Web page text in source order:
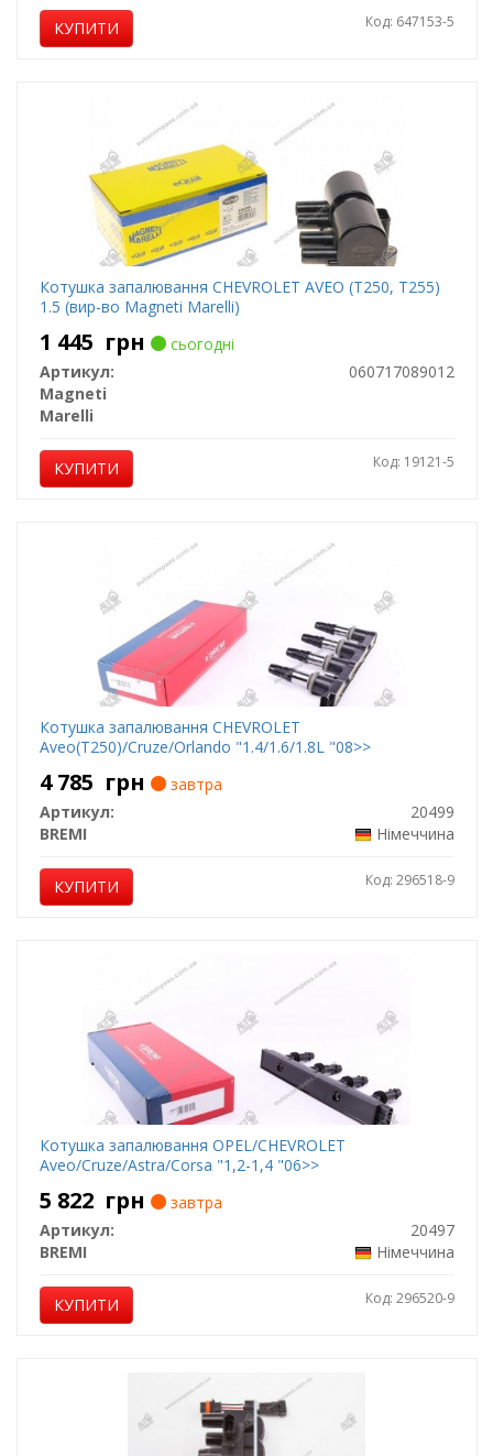
КУПИТИ Код: 647153-5
Котушка запалювання CHEVROLET AVEO (T250, T255)
1.5 (вир-во Magneti Marelli)
1 445 грн
сьогодні
Артикул:
060717089012
Magneti
Marelli
КУПИТИ Код: 19121-5
Котушка запалювання CHEVROLET
Aveo(T250)/Cruze/Orlando "1.4/1.6/1.8L "08>>
4 785 грн
завтра
Артикул:
20499
BREMI
Німеччина
КУПИТИ Код: 296518-9
Котушка запалювання OPEL/CHEVROLET
Aveo/Cruze/Astra/Corsa "1,2-1,4 "06>>
5 822 грн
завтра
Артикул:
20497
BREMI
Німеччина
КУПИТИ Код: 296520-9